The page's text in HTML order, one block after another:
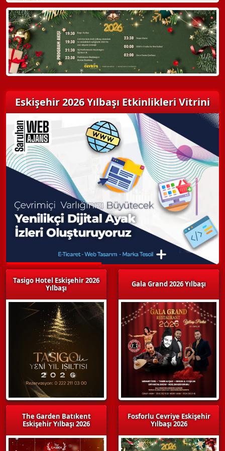
Detaylı Bilgi Alın
Eskişehir 2026 Yılbaşı Etkinlikleri Vitrini
Tasigo Hotel Eskişehir 2026
Yılbaşı
The Garden Batıkent
Eskişehir Yılbaşı 2026
Gala Grand 2026 Yılbaşı
Fosforlu Cevriye Eskişehir
Yılbaşı 2026